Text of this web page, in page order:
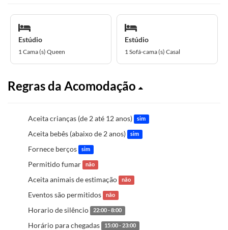
Estúdio
1 Cama (s) Queen
Estúdio
1 Sofá-cama (s) Casal
Regras da Acomodação
Aceita crianças (de 2 até 12 anos) sim
Aceita bebês (abaixo de 2 anos) sim
Fornece berços sim
Permitido fumar não
Aceita animais de estimação não
Eventos são permitidos não
Horario de silêncio 22:00 - 8:00
Horário para chegadas 15:00 - 23:00